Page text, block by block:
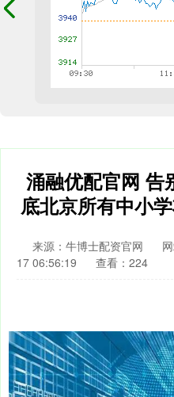
涌融优配官网 告
底北京所有中小
来源：牛博士配资官网
17 06:56:19
查看：224